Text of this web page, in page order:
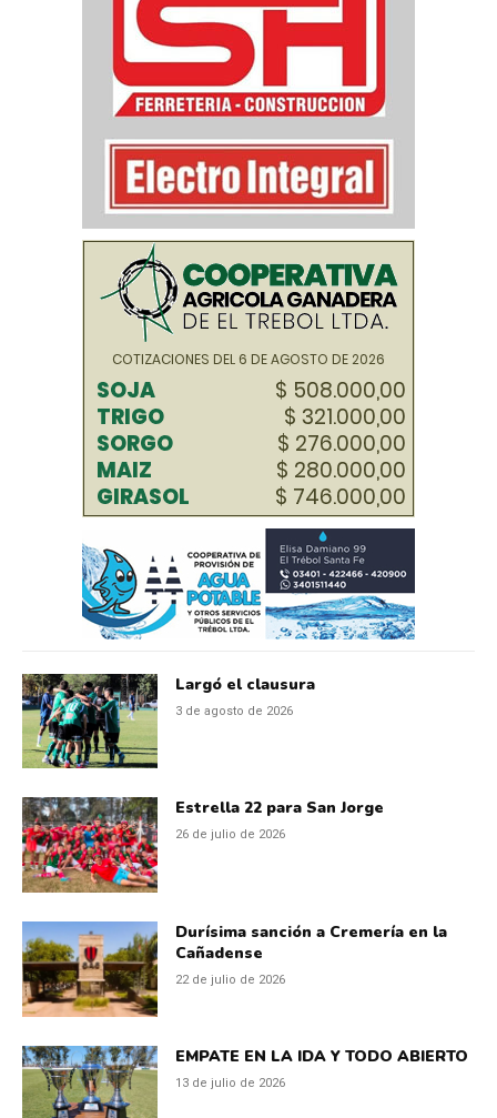
Largó el clausura
3 de agosto de 2026
Estrella 22 para San Jorge
26 de julio de 2026
Durísima sanción a Cremería en la
Cañadense
22 de julio de 2026
EMPATE EN LA IDA Y TODO ABIERTO
13 de julio de 2026